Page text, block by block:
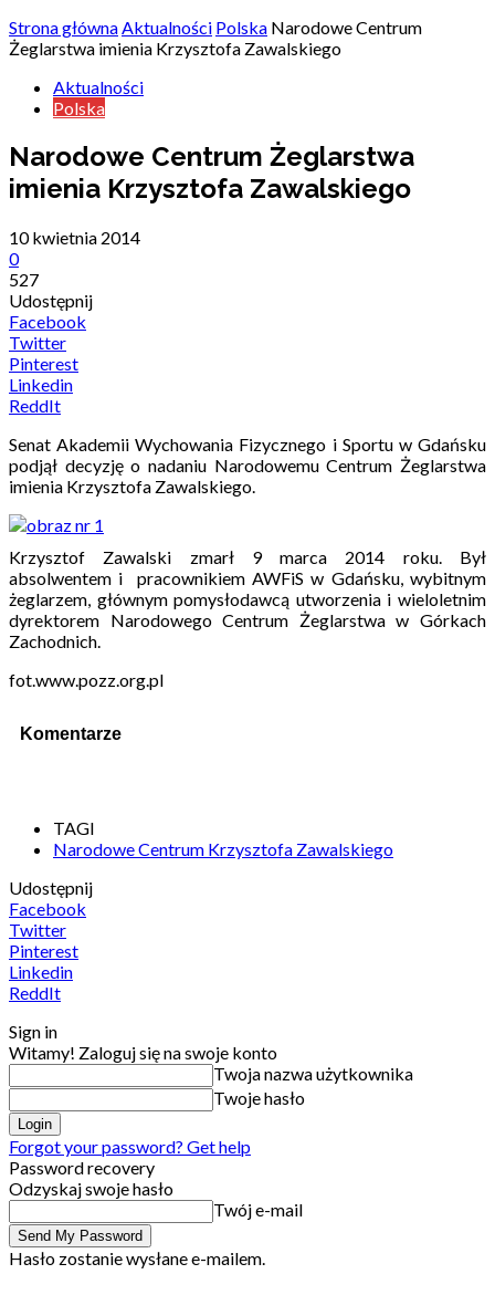
Strona głównaAktualności Polska Narodowe Centrum
Żeglarstwa imienia Krzysztofa Zawalskiego
Aktualności
Polska
Narodowe Centrum Żeglarstwa
imienia Krzysztofa Zawalskiego
10 kwietnia 2014
0
527
Udostępnij
Facebook
Twitter
Pinterest
Linkedin
ReddIt
Senat Akademii Wychowania Fizycznego i Sportu w Gdańsku
podjął decyzję o nadaniu Narodowemu Centrum Żeglarstwa
imienia Krzysztofa Zawalskiego.
Krzysztof Zawalski zmarł 9 marca 2014 roku. Był
absolwentem i pracownikiem AWFiS w Gdańsku, wybitnym
żeglarzem, głównym pomysłodawcą utworzenia i wieloletnim
dyrektorem Narodowego Centrum Żeglarstwa w Górkach
Zachodnich.
fot.www.pozz.org.pl
Komentarze
TAGI
Narodowe Centrum Krzysztofa Zawalskiego
Udostępnij
Facebook
Twitter
Pinterest
Linkedin
ReddIt
Sign in
Witamy! Zaloguj się na swoje konto
Twoja nazwa użytkownika
Twoje hasło
Forgot your password? Get help
Password recovery
Odzyskaj swoje hasło
Twój e-mail
Hasło zostanie wysłane e-mailem.